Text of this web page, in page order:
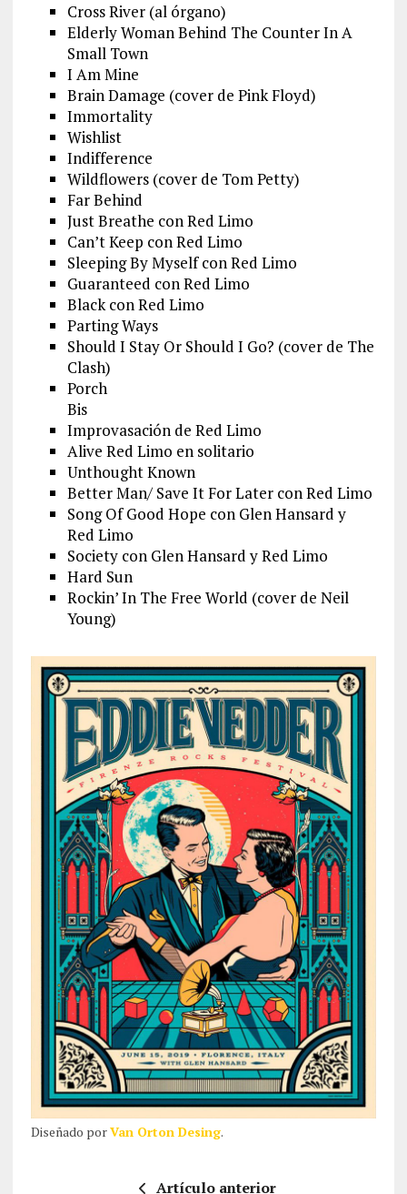
Cross River (al órgano)
Elderly Woman Behind The Counter In A
Small Town
I Am Mine
Brain Damage (cover de Pink Floyd)
Immortality
Wishlist
Indifference
Wildflowers (cover de Tom Petty)
Far Behind
Just Breathe con Red Limo
Can’t Keep con Red Limo
Sleeping By Myself con Red Limo
Guaranteed con Red Limo
Black con Red Limo
Parting Ways
Should I Stay Or Should I Go? (cover de The
Clash)
Porch
Bis
Improvasación de Red Limo
Alive Red Limo en solitario
Unthought Known
Better Man/ Save It For Later con Red Limo
Song Of Good Hope con Glen Hansard y
Red Limo
Society con Glen Hansard y Red Limo
Hard Sun
Rockin’ In The Free World (cover de Neil
Young)
Diseñado porVan Orton Desing.
Artículo anterior